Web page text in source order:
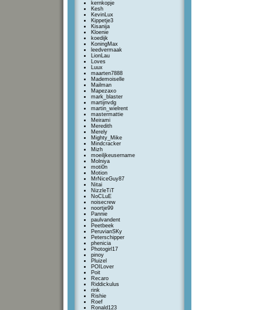
kernkopje
Kesh
KevinLux
Kippetje3
Kisanija
Kloenie
koedijk
KoningMax
leedvermaak
LionLau
Loves
Luux
maarten7888
Mademoiselle
Mailman
Mapezaxo
mark_blaster
martijnvdg
martin_wielrent
mastermattie
Meirami
Meredith
Merely
Mighty_Mike
Mindcracker
Mizh
moeiljkeusername
Molniya
moti0n
Motion
MrNiceGuy87
Nitai
NizzleTiT
NoCLuE
noisecrew
noortje99
Pannie
paulvandent
Peetbeek
PeruvianSKy
Peterschipper
phenicia
Photogirl17
pinoy
Pluizel
POILover
Poit
Recaro
Riddickulus
rink
Rishie
Roef
Ronald123